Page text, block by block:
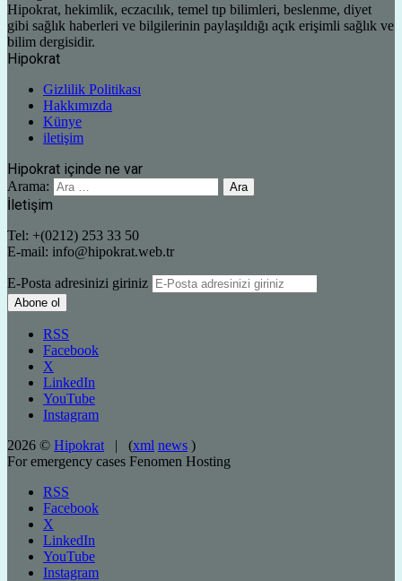
Hipokrat, hekimlik, eczacılık, temel tıp bilimleri, beslenme, diyet
gibi sağlık haberleri ve bilgilerinin paylaşıldığı açık erişimli sağlık ve
bilim dergisidir.
Hipokrat
Gizlilik Politikası
Hakkımızda
Künye
iletişim
Hipokrat içinde ne var
Arama:
İletişim
Tel: +(0212) 253 33 50
E-mail: info@hipokrat.web.tr
E-Posta adresinizi giriniz
RSS
Facebook
X
LinkedIn
YouTube
Instagram
2026 © Hipokrat | (xml news )
For emergency cases Fenomen Hosting
RSS
Facebook
X
LinkedIn
YouTube
Instagram